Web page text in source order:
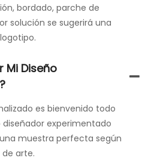
bordado, parche de
solución se sugerirá una
Mi Diseño
es bienvenido todo
experimentado
muestra perfecta según
arte.